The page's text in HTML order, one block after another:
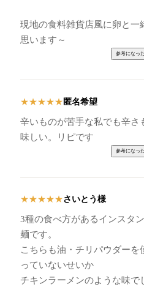
現地の食料雑貨店風に卵と一
思います～
★★★★★ 匿名希望
辛いものが苦手な私でも辛さ
味しい。リピです
★★★★★さいとう様
3種の食べ方があるインスタン
麺です。
こちらも油・チリパウダーを
っていないせいか
チキンラーメンのような味で